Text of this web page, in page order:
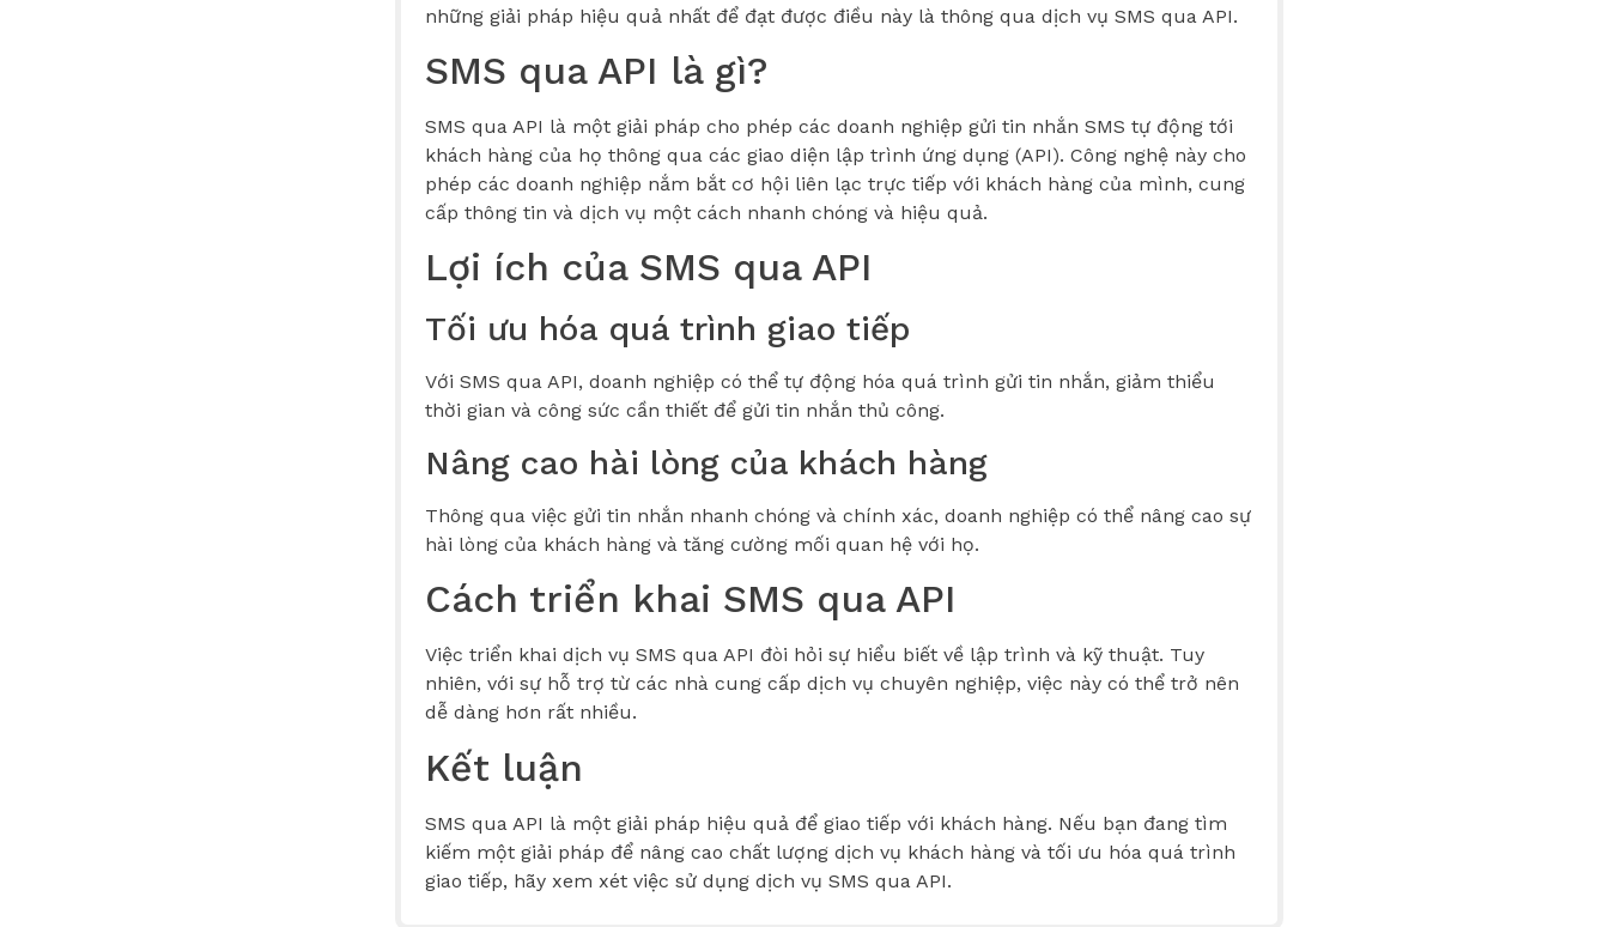
những giải pháp hiệu quả nhất để đạt được điều này là thông qua dịch vụ SMS qua API.
SMS qua API là gì?
SMS qua API là một giải pháp cho phép các doanh nghiệp gửi tin nhắn SMS tự động tới
khách hàng của họ thông qua các giao diện lập trình ứng dụng (API). Công nghệ này cho
phép các doanh nghiệp nắm bắt cơ hội liên lạc trực tiếp với khách hàng của mình, cung
cấp thông tin và dịch vụ một cách nhanh chóng và hiệu quả.
Lợi ích của SMS qua API
Tối ưu hóa quá trình giao tiếp
Với SMS qua API, doanh nghiệp có thể tự động hóa quá trình gửi tin nhắn, giảm thiểu
thời gian và công sức cần thiết để gửi tin nhắn thủ công.
Nâng cao hài lòng của khách hàng
Thông qua việc gửi tin nhắn nhanh chóng và chính xác, doanh nghiệp có thể nâng cao sự
hài lòng của khách hàng và tăng cường mối quan hệ với họ.
Cách triển khai SMS qua API
Việc triển khai dịch vụ SMS qua API đòi hỏi sự hiểu biết về lập trình và kỹ thuật. Tuy
nhiên, với sự hỗ trợ từ các nhà cung cấp dịch vụ chuyên nghiệp, việc này có thể trở nên
dễ dàng hơn rất nhiều.
Kết luận
SMS qua API là một giải pháp hiệu quả để giao tiếp với khách hàng. Nếu bạn đang tìm
kiếm một giải pháp để nâng cao chất lượng dịch vụ khách hàng và tối ưu hóa quá trình
giao tiếp, hãy xem xét việc sử dụng dịch vụ SMS qua API.